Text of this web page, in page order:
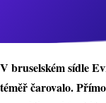
V bruselském sídle
téměř čarovalo.